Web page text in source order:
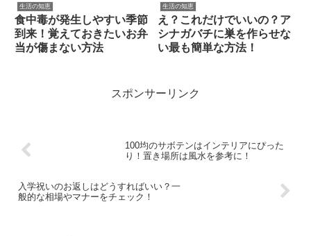
生活の知恵
食中毒が発生しやすい季節
到来！覚えておきたいお弁
当が傷まない方法
生活の知恵
え？これだけでいいの？ア
シナガバチに巣を作らせな
い最も簡単な方法！
スポンサーリンク
100均のサボテンはインテリアにぴった
り！置き場所は風水を参考に！
入学祝いのお返しはどうすればいい？一
般的な相場やマナーをチェック！